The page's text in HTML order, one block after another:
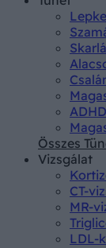
Összes
Vizsgálat
CT-
MR-
LDL-